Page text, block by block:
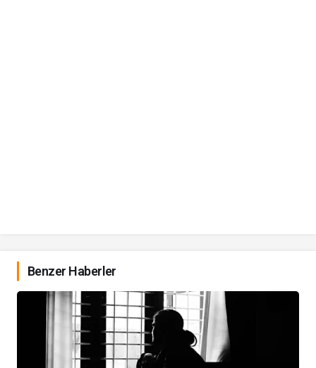
Benzer Haberler